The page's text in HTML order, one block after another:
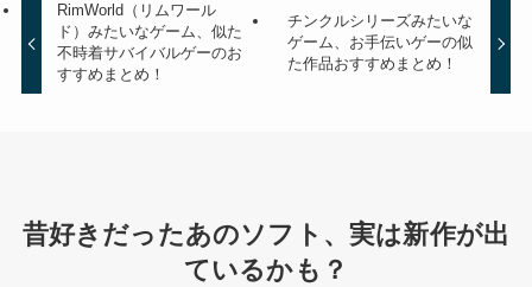
RimWorld（リムワール
ド）みたいなゲーム、似た
不時着サバイバルゲーのお
すすめまとめ！
チンクルシリーズみたいな
ゲーム、お手伝いゲーの似
た作品おすすめまとめ！
昔好きだったあのソフト、実は新作が出
ているかも？